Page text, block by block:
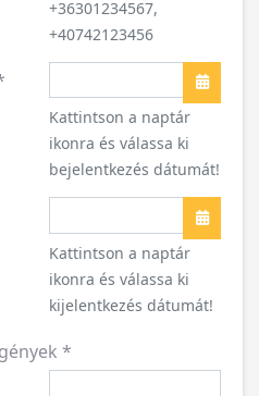
+36301234567,
+40742123456
Naptár
Kattintson a naptár
ikonra és válassa ki
bejelentkezés dátumát!
Naptár
Kattintson a naptár
ikonra és válassa ki
kijelentkezés dátumát!
*